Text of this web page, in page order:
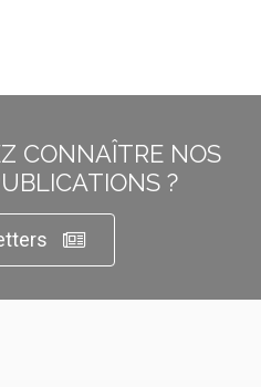
CONNAÎTRE NOS
?